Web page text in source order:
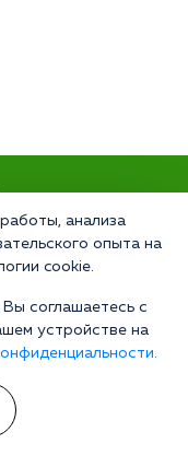
как Вам помочь.
болезни.
анализа
опыта на
cookie.
соглашаетесь с
устройстве на